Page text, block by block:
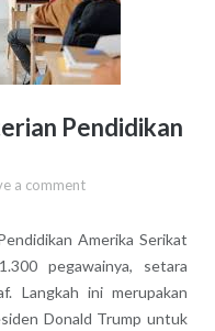
Pendidikan
a comment
Amerika Serikat
pegawainya, setara
Langkah ini merupakan
Donald Trump untuk